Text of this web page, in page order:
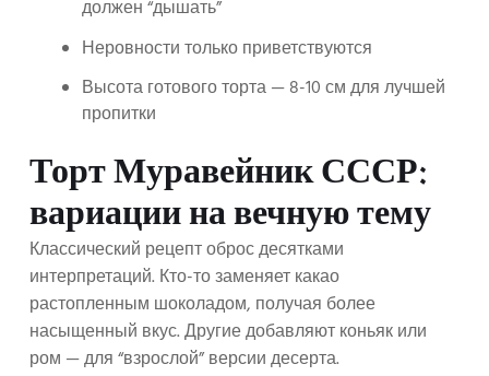
должен “дышать”
Неровности только приветствуются
Высота готового торта — 8-10 см для лучшей
пропитки
Торт Муравейник СССР:
вариации на вечную тему
Классический рецепт оброс десятками
интерпретаций. Кто-то заменяет какао
растопленным шоколадом, получая более
насыщенный вкус. Другие добавляют коньяк или
ром — для “взрослой” версии десерта.